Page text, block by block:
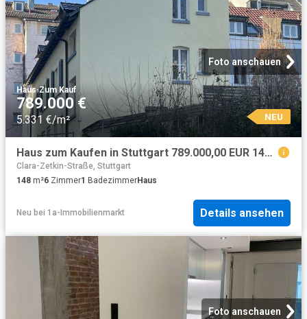
Foto anschauen
Haus·Zum Kauf
789.000 €
5.331 €/m² NEU
Haus zum Kaufen in Stuttgart 789.000,00 EUR 148.54 m²
Clara-Zetkin-Straße, Stuttgart
148 m²6 Zimmer1 BadezimmerHaus
Neu bei 1a-Immobilienmarkt Details ansehen
Foto anschauen